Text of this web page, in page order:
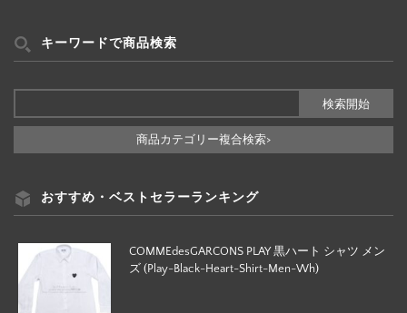
キーワードで商品検索
商品カテゴリー複合検索>
おすすめ・ベストセラーランキング
COMMEdesGARCONS PLAY 黒ハート シャツ メン
ズ (Play-Black-Heart-Shirt-Men-Wh)